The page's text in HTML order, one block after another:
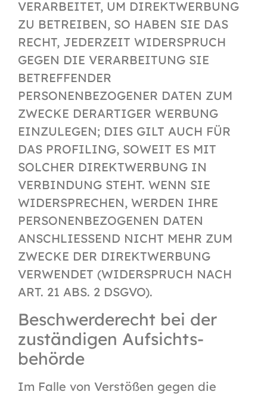
VERARBEITET, UM DIREKTWERBUNG
ZU BETREIBEN, SO HABEN SIE DAS
RECHT, JEDERZEIT WIDERSPRUCH
GEGEN DIE VERARBEITUNG SIE
BETREFFENDER
PERSONENBEZOGENER DATEN ZUM
ZWECKE DERARTIGER WERBUNG
EINZULEGEN; DIES GILT AUCH FÜR
DAS PROFILING, SOWEIT ES MIT
SOLCHER DIREKTWERBUNG IN
VERBINDUNG STEHT. WENN SIE
WIDERSPRECHEN, WERDEN IHRE
PERSONENBEZOGENEN DATEN
ANSCHLIESSEND NICHT MEHR ZUM
ZWECKE DER DIREKTWERBUNG
VERWENDET (WIDERSPRUCH NACH
ART. 21 ABS. 2 DSGVO).
Beschwerde­recht bei der
zuständigen Aufsichts­
behörde
Im Falle von Verstößen gegen die